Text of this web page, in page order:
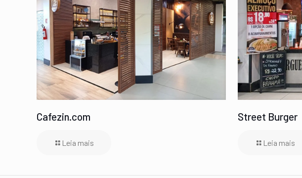
Cafezin.com
Leia mais
Street Burger
Leia mais